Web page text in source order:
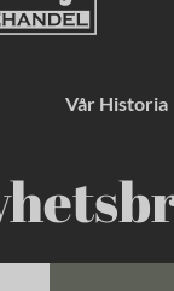
Vår Historia